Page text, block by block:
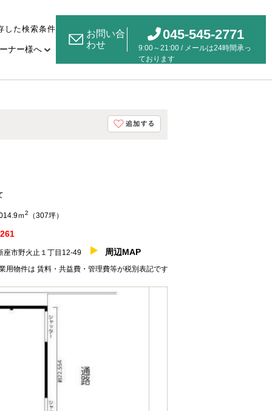
した検索条件
ナー様へ
お問い合
わせ
045-545-2771
9:00～21:00 / メールは24時間承っ
ております
ｍ2 （307坪）
座市野火止１丁目12-49 周辺MAP
用物件は 賃料・共益費・管理費等が税別表記です